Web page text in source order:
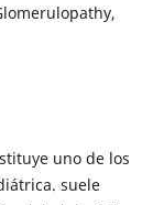
uno de los
suele